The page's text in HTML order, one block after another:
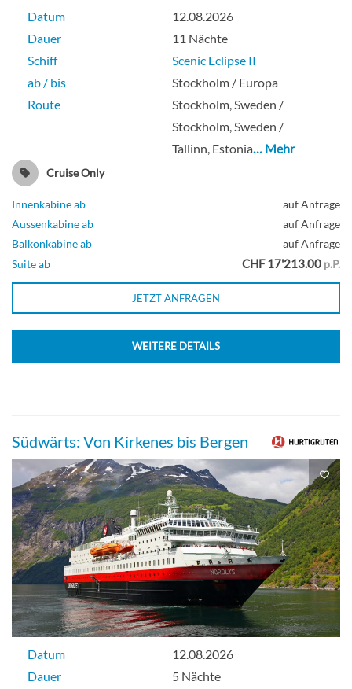
Datum
12.08.2026
Dauer
11 Nächte
Schiff
Scenic Eclipse II
ab / bis
Stockholm / Europa
Route
Stockholm, Sweden /
Stockholm, Sweden /
Tallinn, Estonia… Mehr
Cruise Only
Innenkabine ab
auf Anfrage
Aussenkabine ab
auf Anfrage
Balkonkabine ab
auf Anfrage
Suite ab
CHF 17'213.00 p.P.
JETZT ANFRAGEN
WEITERE DETAILS
Südwärts: Von Kirkenes bis Bergen
Datum
12.08.2026
Dauer
5 Nächte